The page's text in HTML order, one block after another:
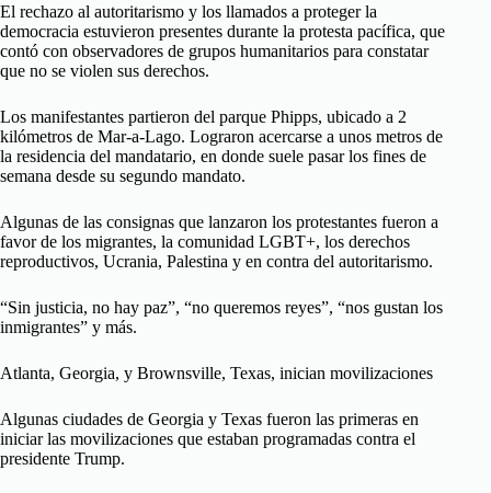
El rechazo al autoritarismo y los llamados a proteger la
democracia estuvieron presentes durante la protesta pacífica, que
contó con observadores de grupos humanitarios para constatar
que no se violen sus derechos.
Los manifestantes partieron del parque Phipps, ubicado a 2
kilómetros de Mar-a-Lago. Lograron acercarse a unos metros de
la residencia del mandatario, en donde suele pasar los fines de
semana desde su segundo mandato.
Algunas de las consignas que lanzaron los protestantes fueron a
favor de los migrantes, la comunidad LGBT+, los derechos
reproductivos, Ucrania, Palestina y en contra del autoritarismo.
“Sin justicia, no hay paz”, “no queremos reyes”, “nos gustan los
inmigrantes” y más.
Atlanta, Georgia, y Brownsville, Texas, inician movilizaciones
Algunas ciudades de Georgia y Texas fueron las primeras en
iniciar las movilizaciones que estaban programadas contra el
presidente Trump.